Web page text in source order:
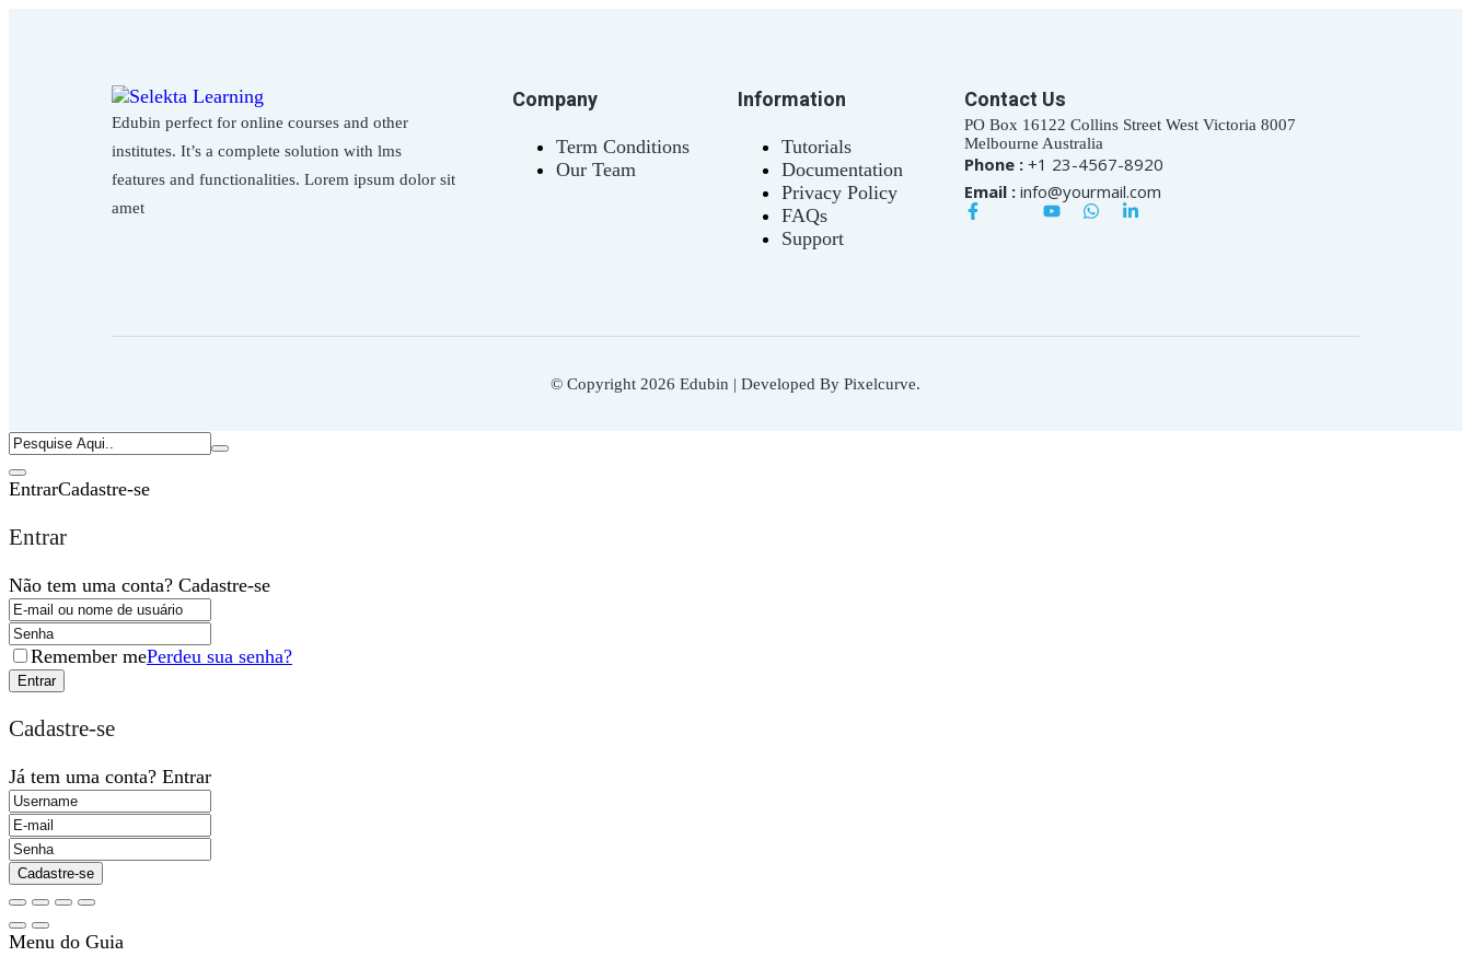
Edubin perfect for online courses and other
institutes. It’s a complete solution with lms
features and functionalities. Lorem ipsum dolor sit
amet
Company
Term Conditions
Our Team
Information
Tutorials
Documentation
Privacy Policy
FAQs
Support
Contact Us
PO Box 16122 Collins Street West Victoria 8007
Melbourne Australia
Phone : +1 23-4567-8920
Email : info@yourmail.com
© Copyright 2026 Edubin | Developed By Pixelcurve.
EntrarCadastre-se
Entrar
Não tem uma conta? Cadastre-se
Remember mePerdeu sua senha?
Cadastre-se
Já tem uma conta? Entrar
Menu do Guia